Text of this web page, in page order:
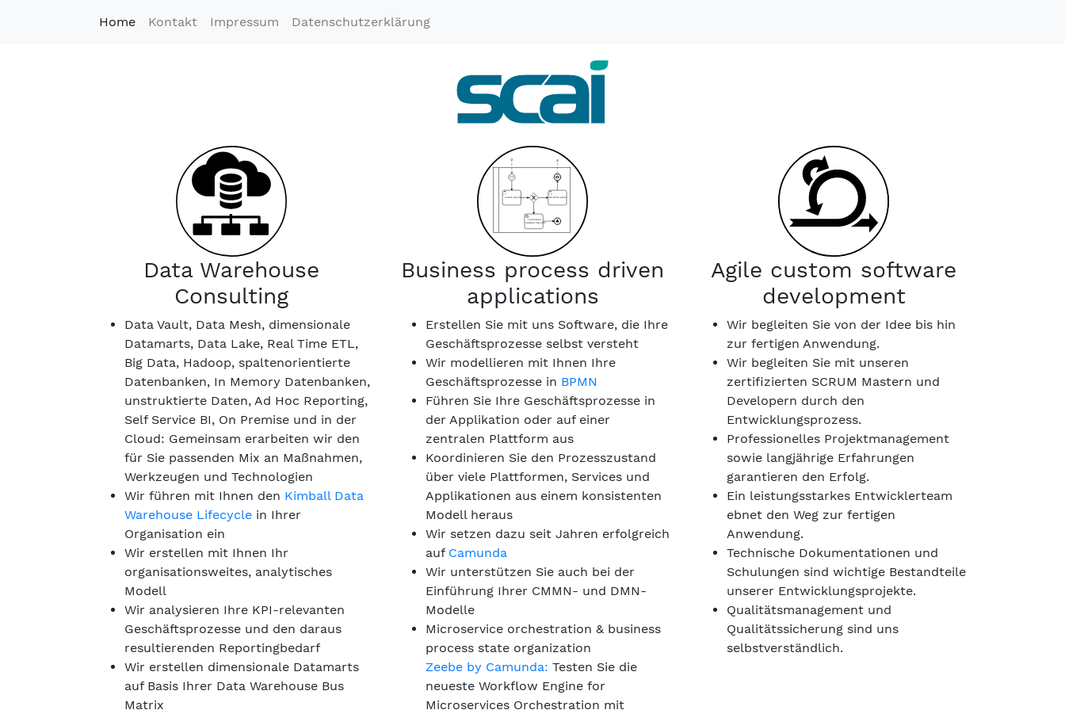
Home (current)
Kontakt Impressum Datenschutzerklärung
Data Warehouse
Consulting
Data Vault, Data Mesh, dimensionale
Datamarts, Data Lake, Real Time ETL,
Big Data, Hadoop, spaltenorientierte
Datenbanken, In Memory Datenbanken,
unstruktierte Daten, Ad Hoc Reporting,
Self Service BI, On Premise und in der
Cloud: Gemeinsam erarbeiten wir den
für Sie passenden Mix an Maßnahmen,
Werkzeugen und Technologien
Wir führen mit Ihnen den Kimball Data
Warehouse Lifecycle in Ihrer
Organisation ein
Wir erstellen mit Ihnen Ihr
organisationsweites, analytisches
Modell
Wir analysieren Ihre KPI-relevanten
Geschäftsprozesse und den daraus
resultierenden Reportingbedarf
Wir erstellen dimensionale Datamarts
auf Basis Ihrer Data Warehouse Bus
Matrix
Business process driven
applications
Erstellen Sie mit uns Software, die Ihre
Geschäftsprozesse selbst versteht
Wir modellieren mit Ihnen Ihre
Geschäftsprozesse in BPMN
Führen Sie Ihre Geschäftsprozesse in
der Applikation oder auf einer
zentralen Plattform aus
Koordinieren Sie den Prozesszustand
über viele Plattformen, Services und
Applikationen aus einem konsistenten
Modell heraus
Wir setzen dazu seit Jahren erfolgreich
auf Camunda
Wir unterstützen Sie auch bei der
Einführung Ihrer CMMN- und DMN-
Modelle
Microservice orchestration & business
process state organization
Zeebe by Camunda: Testen Sie die
neueste Workflow Engine for
Microservices Orchestration mit
Agile custom software
development
Wir begleiten Sie von der Idee bis hin
zur fertigen Anwendung.
Wir begleiten Sie mit unseren
zertifizierten SCRUM Mastern und
Developern durch den
Entwicklungsprozess.
Professionelles Projektmanagement
sowie langjährige Erfahrungen
garantieren den Erfolg.
Ein leistungsstarkes Entwicklerteam
ebnet den Weg zur fertigen
Anwendung.
Technische Dokumentationen und
Schulungen sind wichtige Bestandteile
unserer Entwicklungsprojekte.
Qualitätsmanagement und
Qualitätssicherung sind uns
selbstverständlich.